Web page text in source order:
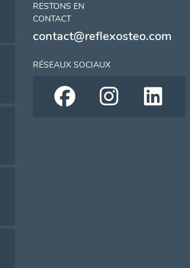
RESTONS EN
CONTACT
contact@reflexosteo.com
RÉSEAUX SOCIAUX